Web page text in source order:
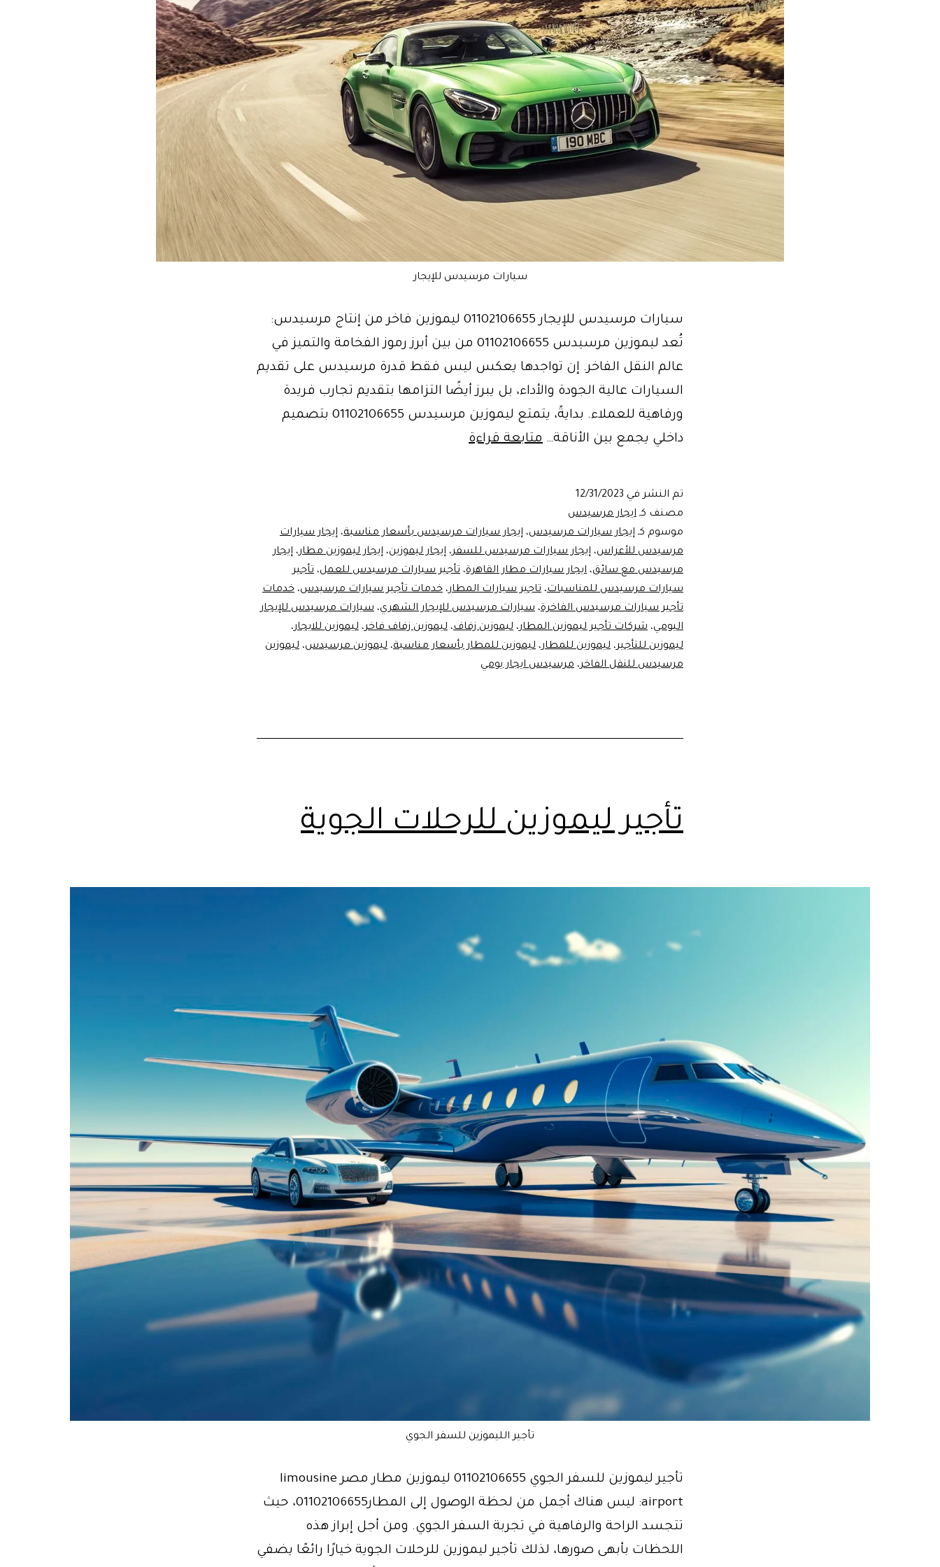
سيارات مرسيدس للإيجار
سيارات مرسيدس للإيجار 01102106655 ليموزين فاخر من إنتاج مرسيدس:
تُعد ليموزين مرسيدس 01102106655 من بين أبرز رموز الفخامة والتميز في
عالم النقل الفاخر. إن تواجدها يعكس ليس فقط قدرة مرسيدس على تقديم
السيارات عالية الجودة والأداء، بل يبرز أيضًا التزامها بتقديم تجارب فريدة
ورفاهية للعملاء. بدايةً، يتمتع ليموزين مرسيدس 01102106655 بتصميم
داخلي يجمع بين الأناقة… متابعة قراءة
تم النشر في 12/31/2023
مصنف كـ ايجار مرسيدس
موسوم كـ إيجار سيارات مرسيدس، إيجار سيارات مرسيدس بأسعار مناسبة، إيجار سيارات
مرسيدس للأعراس، إيجار سيارات مرسيدس للسفر، إيجار ليموزين، إيجار ليموزين مطار، إيجار
مرسيدس مع سائق، ايجار سيارات مطار القاهرة، تأجير سيارات مرسيدس للعمل، تأجير
سيارات مرسيدس للمناسبات، تاجير سيارات المطار، خدمات تأجير سيارات مرسيدس، خدمات
تأجير سيارات مرسيدس الفاخرة، سيارات مرسيدس للإيجار الشهري، سيارات مرسيدس للإيجار
اليومي، شركات تأجير ليموزين المطار، ليموزين زفاف، ليموزين زفاف فاخر، ليموزين للايجار،
ليموزين للتأجير، ليموزين للمطار، ليموزين للمطار بأسعار مناسبة، ليموزين مرسيدس، ليموزين
مرسيدس للنقل الفاخر، مرسيدس ايجار يومي
تأجير ليموزين للرحلات الجوية
تأجير الليموزين للسفر الجوي
تأجير ليموزين للسفر الجوي 01102106655 ليموزين مطار مصر limousine
airport: ليس هناك أجمل من لحظة الوصول إلى المطار01102106655، حيث
تتجسد الراحة والرفاهية في تجربة السفر الجوي. ومن أجل إبراز هذه
اللحظات بأبهى صورها، لذلك تأجير ليموزين للرحلات الجوية خيارًا رائعًا يضفي